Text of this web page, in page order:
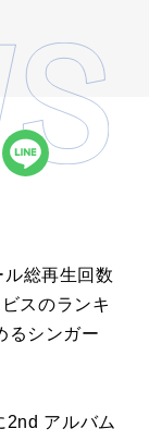
総再生回数
スのランキ
るシンガー
2nd アルバム